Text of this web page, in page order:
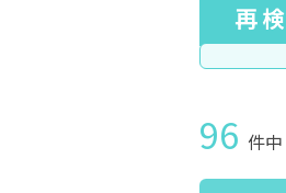
再
96 件中